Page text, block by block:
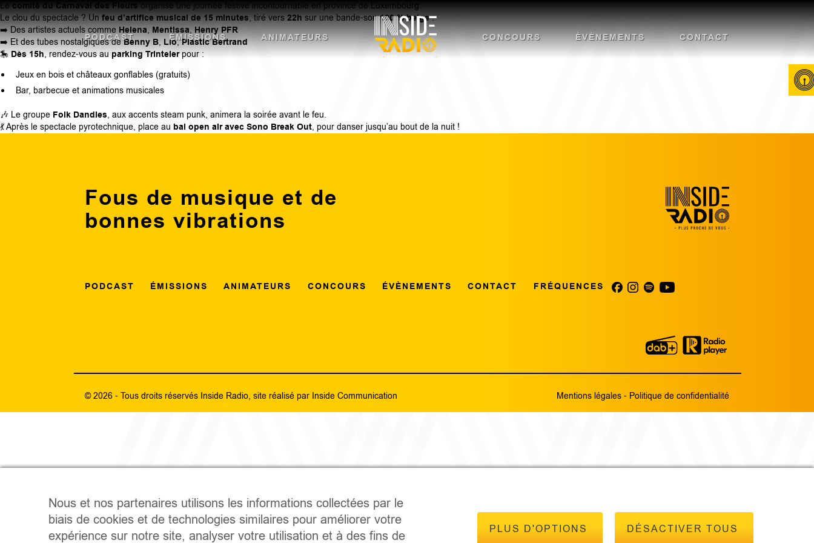
PODCAST ÉMISSIONS ANIMATEURS CONCOURS ÉVÈNEMENTS CONTACT
Lecomité du Carnaval des Fleursorganise une journée festive incontournable en province de Luxembourg.
Le clou du spectacle ? Unfeu d’artifice musical de 15 minutes, tiré vers22hsur une bande-son100 % belge:
➡️ Des artistes actuels commeHelena,Mentissa,Henry PFR
➡️ Et des tubes nostalgiques deBenny B,Lio,Plastic Bertrand
🎠Dès 15h, rendez-vous auparking Trintelerpour :
Jeux en bois et châteaux gonflables (gratuits)
Bar, barbecue et animations musicales
🎶 Le groupe Folk Dandies, aux accents steam punk, animera la soirée avant le feu.
💃 Après le spectacle pyrotechnique, place au bal open air avec Sono Break Out, pour danser jusqu’au bout de la nuit !
Fous de musique et de
bonnes vibrations
PODCAST ÉMISSIONS ANIMATEURS CONCOURS ÉVÈNEMENTS CONTACT FRÉQUENCES
© 2026 - Tous droits réservés Inside Radio, site réalisé par Inside Communication Mentions légales - Politique de confidentialité
Nous et nos partenaires utilisons les informations collectées par le
biais de cookies et de technologies similaires pour améliorer votre
expérience sur notre site, analyser votre utilisation et à des fins de
PLUS D'OPTIONS DÉSACTIVER TOUS